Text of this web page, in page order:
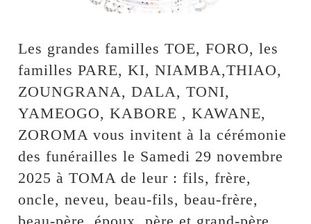
Les grandes familles TOE, FORO, les
familles PARE, KI, NIAMBA,THIAO,
ZOUNGRANA, DALA, TONI,
YAMEOGO, KABORE , KAWANE,
ZOROMA vous invitent à la cérémonie
des funérailles le Samedi 29 novembre
2025 à TOMA de leur : fils, frère,
oncle, neveu, beau-fils, beau-frère,